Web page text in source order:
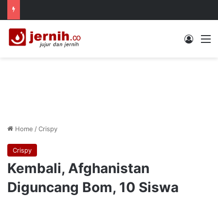
Log In
Home /Crispy
Crispy
Kembali, Afghanistan
Diguncang Bom, 10 Siswa